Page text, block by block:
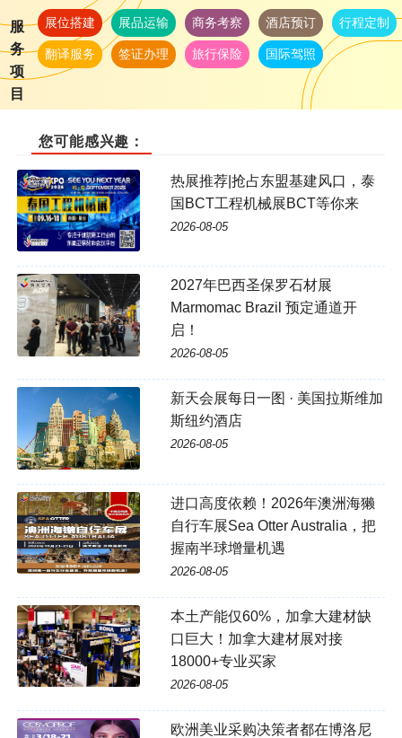
服
务
项
目
展位搭建 展品运输 商务考察 酒店预订 行程定制
翻译服务 签证办理 旅行保险 国际驾照
您可能感兴趣：
热展推荐|抢占东盟基建风口，泰
国BCT工程机械展BCT等你来
2026-08-05
2027年巴西圣保罗石材展
Marmomac Brazil 预定通道开
启！
2026-08-05
新天会展每日一图 · 美国拉斯维加
斯纽约酒店
2026-08-05
进口高度依赖！2026年澳洲海獭
自行车展Sea Otter Australia，把
握南半球增量机遇
2026-08-05
本土产能仅60%，加拿大建材缺
口巨大！加拿大建材展对接
18000+专业买家
2026-08-05
欧洲美业采购决策者都在博洛尼